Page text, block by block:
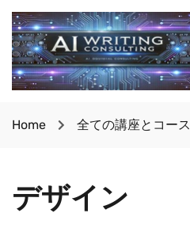
Home 全ての講座とコース
デザイン